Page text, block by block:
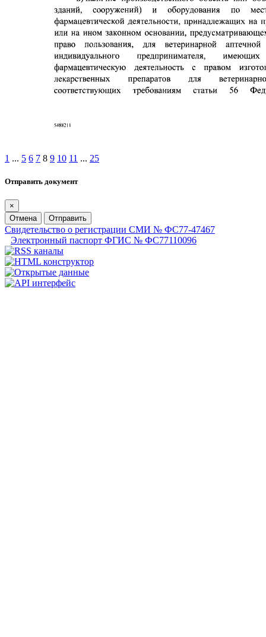
1 ... 5 6 7 8 9 10 11 ... 25
Отправить документ
×
Отмена
Отправить
Свидетельство о регистрации СМИ № ФС77-47467
Электронный паспорт ФГИС № ФС77110096